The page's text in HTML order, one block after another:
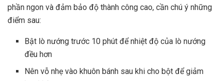
phần ngon và đảm bảo độ thành công cao, cần chú ý những
điểm sau:
Bật lò nướng trước 10 phút để nhiệt độ của lò nướng
đều hơn
Nên vỗ nhẹ vào khuôn bánh sau khi cho bột để giảm